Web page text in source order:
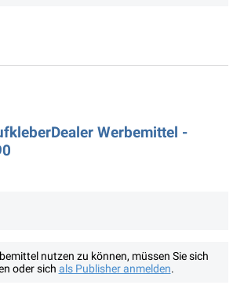
Werbemittel -
nutzen zu können, müssen Sie sich
oder sich als Publisher anmelden.